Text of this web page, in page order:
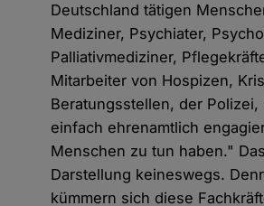
Deutschland tätigen
Mediziner, Psychiater,
Palliativmediziner,
Mitarbeiter von Hospizen,
Beratungsstellen, der
einfach ehrenamtlich
Menschen zu tun haben."
Darstellung keineswegs.
kümmern sich diese